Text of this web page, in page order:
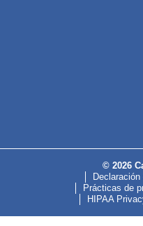
© 2026
Prácticas de
HIPAA